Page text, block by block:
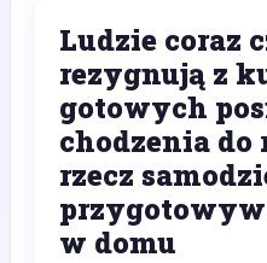
Ludzie coraz
rezygnują z
gotowych
chodzenia do
rzecz
w domu